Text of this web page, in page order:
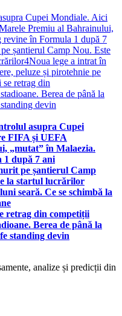
Cupei Mondiale. Aici
Premiu al Bahrainului,
revine în Formula 1 după 7
șantierul Camp Nou. Este
4Noua lege a intrat în
peluze și pirotehnie pe
retrag din
Berea de până la
devin
asupra Cupei
FIFA și UEFA
„mutat” în Malaezia.
1 după 7 ani
pe șantierul Camp
la startul lucrărilor
seară. Ce se schimbă la
retrag din competiții
Berea de până la
standing devin
analize și predicții din